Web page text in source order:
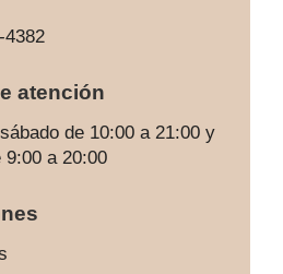
4382
atención
de 10:00 a 21:00 y
9:00 a 20:00